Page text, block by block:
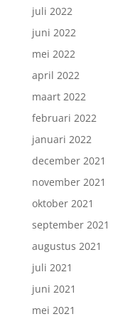
juli 2022
juni 2022
mei 2022
april 2022
maart 2022
februari 2022
januari 2022
december 2021
november 2021
oktober 2021
september 2021
augustus 2021
juli 2021
juni 2021
mei 2021